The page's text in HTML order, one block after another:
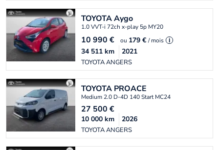
TOYOTAAygo
1.0 VVT-i 72ch x-play 5p MY20
10 990 € ou 179 € / mois i
TOYOTA ANGERS
34 511 km 2021
TOYOTA PROACE
Medium 2.0 D-4D 140 Start MC24
27 500 €
TOYOTA ANGERS
10 000 km 2026